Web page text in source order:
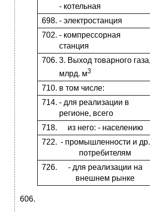
- котельная
- электростанция
- компрессорная
станция
3. Выход товарного газа,
млрд. м3
в том числе:
- для реализации в
регионе, всего
из него: - населению
- промышленности и др.
потребителям
- для реализации на
внешнем рынке